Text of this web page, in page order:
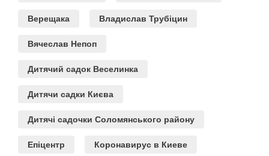
Верещака Владислав Трубіцин
Вячеслав Непоп
Дитячий садок Веселинка
Дитячи садки Києва
Дитячі садочки Соломянського району
Епіцентр Коронавирус в Киеве